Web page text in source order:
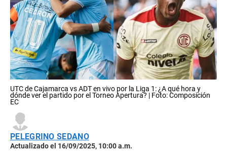
UTC de Cajamarca vs ADT en vivo por la Liga 1: ¿A qué hora y
dónde ver el partido por el Torneo Apertura? | Foto: Composición
EC
PELEGRINO SEDANO
Actualizado el 16/09/2025, 10:00 a.m.